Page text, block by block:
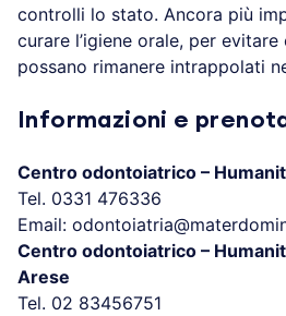
controlli lo stato. Ancora più
curare l’igiene orale, per
possano rimanere intrappolati
Informazioni e
Centro odontoiatrico –
Tel. 0331 476336
Email:
Centro odontoiatrico –
Arese
Tel. 02 83456751